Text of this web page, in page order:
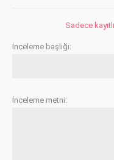
Sadece
İnceleme başlığı:
İnceleme metni: